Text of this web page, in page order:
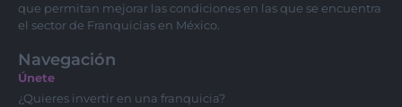
que permitan mejorar las condiciones en las que se encuentra
el sector de Franquicias en México.
Navegación
Únete
¿Quieres invertir en una franquicia?